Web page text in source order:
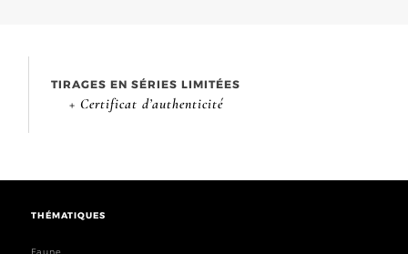
TIRAGES EN SÉRIES LIMITÉES
+ Certificat d’authenticité
THÉMATIQUES
Faune